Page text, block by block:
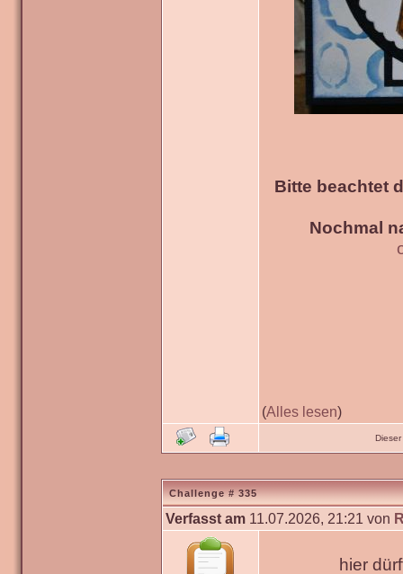
Bitte beachtet
Nochmal
(Alles lesen)
Challenge # 335
Verfasst am 11.07.2026, 21:21 von
hier